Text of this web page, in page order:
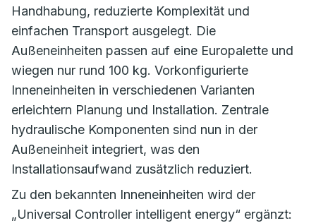
Handhabung, reduzierte Komplexität und
einfachen Transport ausgelegt. Die
Außeneinheiten passen auf eine Europalette und
wiegen nur rund 100 kg. Vorkonfigurierte
Inneneinheiten in verschiedenen Varianten
erleichtern Planung und Installation. Zentrale
hydraulische Komponenten sind nun in der
Außeneinheit integriert, was den
Installationsaufwand zusätzlich reduziert.
Zu den bekannten Inneneinheiten wird der
„Universal Controller intelligent energy“ ergänzt: